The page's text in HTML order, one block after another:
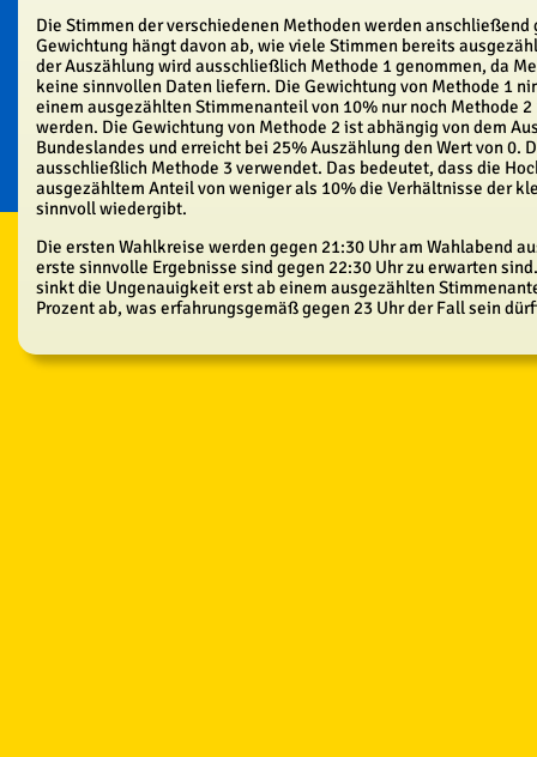
Die Stimmen der verschiedenen Methoden werden
Gewichtung hängt davon ab, wie viele Stimmen bereits
der Auszählung wird ausschließlich Methode 1 genommen, da
keine sinnvollen Daten liefern. Die Gewichtung von Methode 1
einem ausgezählten Stimmenanteil von 10% nur noch Methode
werden. Die Gewichtung von Methode 2 ist abhängig von dem
Bundeslandes und erreicht bei 25% Auszählung den Wert von 0.
ausschließlich Methode 3 verwendet. Das bedeutet, dass die
ausgezähltem Anteil von weniger als 10% die Verhältnisse der
sinnvoll wiedergibt.
Die ersten Wahlkreise werden gegen 21:30 Uhr am Wahlabend
erste sinnvolle Ergebnisse sind gegen 22:30 Uhr zu erwarten
sinkt die Ungenauigkeit erst ab einem ausgezählten
Prozent ab, was erfahrungsgemäß gegen 23 Uhr der Fall sein